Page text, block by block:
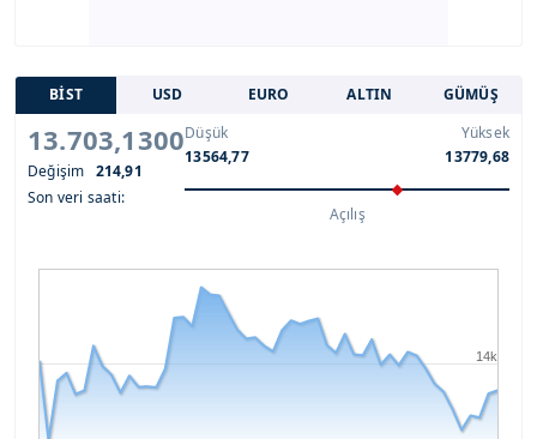
BİST USD EURO ALTIN GÜMÜŞ
13.703,1300
Değişim 214,91
Son veri saati:
Düşük
13564,77
Yüksek
13779,68
Açılış
14k